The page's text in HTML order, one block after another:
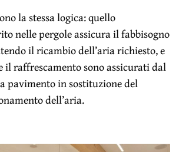
la stessa logica: quello
nelle pergole assicura il fabbisogno
il ricambio dell’aria richiesto, e
il raffrescamento sono assicurati dal
pavimento in sostituzione del
dell’aria.